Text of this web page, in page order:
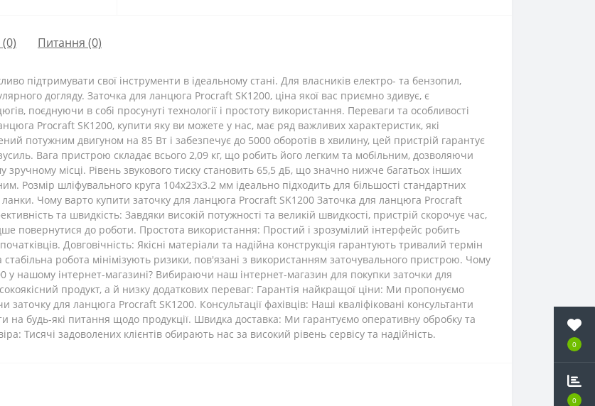
0
0
(0) Питання (0)
підтримувати свої інструменти в ідеальному стані. Для власників електро- та бензопил,
догляду. Заточка для ланцюга Procraft SK1200, ціна якої вас приємно здивує, є
поєднуючи в собі просунуті технології і простоту використання. Переваги та особливості
Procraft SK1200, купити яку ви можете у нас, має ряд важливих характеристик, які
потужним двигуном на 85 Вт і забезпечує до 5000 оборотів в хвилину, цей пристрій гарантує
Вага пристрою складає всього 2,09 кг, що робить його легким та мобільним, дозволяючи
зручному місці. Рівень звукового тиску становить 65,5 дБ, що значно нижче багатьох інших
Розмір шліфувального круга 104х23х3.2 мм ідеально підходить для більшості стандартних
Чому варто купити заточку для ланцюга Procraft SK1200 Заточка для ланцюга Procraft
та швидкість: Завдяки високій потужності та великій швидкості, пристрій скорочує час,
повернутися до роботи. Простота використання: Простий і зрозумілий інтерфейс робить
Довговічність: Якісні матеріали та надійна конструкція гарантують тривалий термін
робота мінімізують ризики, пов'язані з використанням заточувального пристрою. Чому
у нашому інтернет-магазині? Вибираючи наш інтернет-магазин для покупки заточки для
продукт, а й низку додаткових переваг: Гарантія найкращої ціни: Ми пропонуємо
для ланцюга Procraft SK1200. Консультації фахівців: Наші кваліфіковані консультанти
на будь-які питання щодо продукції. Швидка доставка: Ми гарантуємо оперативну обробку та
Тисячі задоволених клієнтів обирають нас за високий рівень сервісу та надійність.